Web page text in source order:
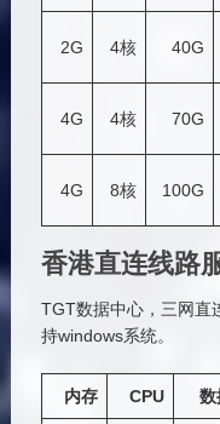
2G 4核 40G
4G 4核 70G
4G 8核 100G
香港直连线路
TGT数据中心，三网直
持windows系统。
内存 CPU 数